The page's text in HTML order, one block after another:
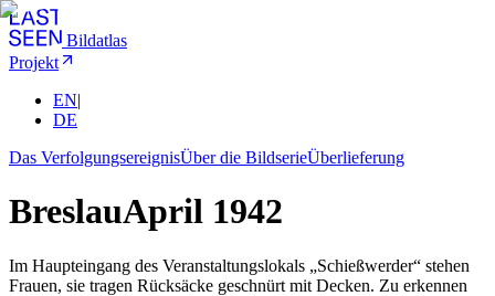
Bildatlas
Projekt
EN|
DE
Das VerfolgungsereignisÜber die BildserieÜberlieferung
BreslauApril 1942
Im Haupteingang des Veranstaltungslokals „Schießwerder“ stehen
Frauen, sie tragen Rücksäcke geschnürt mit Decken. Zu erkennen